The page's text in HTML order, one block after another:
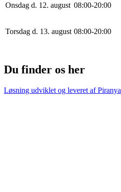
Onsdag d. 12. august 08:00-20:00
Torsdag d. 13. august 08:00-20:00
Du finder os her
Løsning udviklet og leveret afPiranya